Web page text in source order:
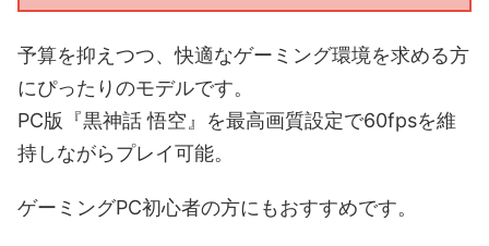
予算を抑えつつ、快適なゲーミング環境を求める方
にぴったりのモデルです。
PC版『黒神話 悟空』を最高画質設定で60fpsを維
持しながらプレイ可能。
ゲーミングPC初心者の方にもおすすめです。